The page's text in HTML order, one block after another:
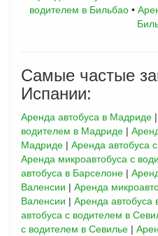
водителем в Бильбао •
Самые частые
Испании:
Аренда автобуса в Мадриде |
водителем в Мадриде |
Мадриде | Аренда автобуса
Аренда микроавтобуса с
автобуса в Барселоне |
Валенсии | Аренда
Валенсии | Аренда автобуса
автобуса с водителем в
с водителем в Севилье |